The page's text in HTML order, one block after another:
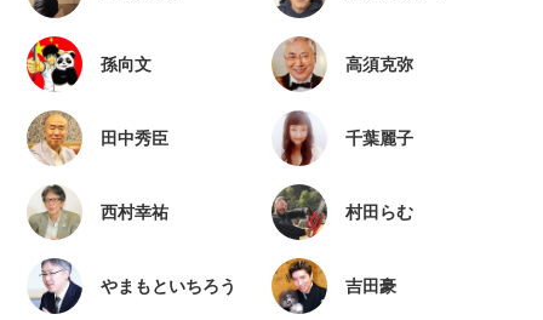
孫向文 高須克弥
田中秀臣 千葉麗子
西村幸祐 村田らむ
やまもといちろう 吉田豪